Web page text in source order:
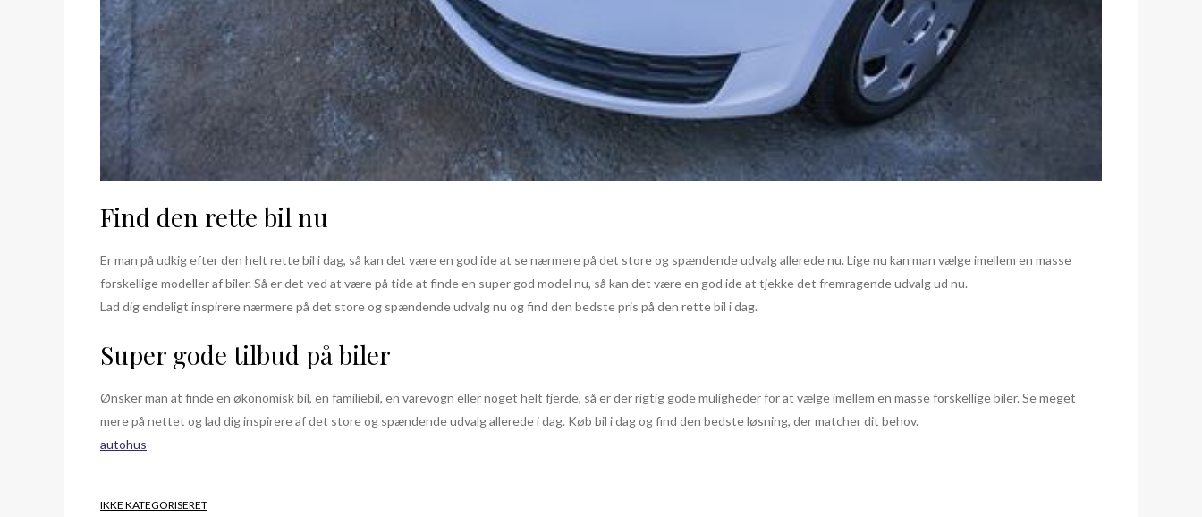
Find den rette bil nu
Er man på udkig efter den helt rette bil i dag, så kan det være en god ide at se nærmere på det store og spændende udvalg allerede nu. Lige nu kan man vælge imellem en masse
forskellige modeller af biler. Så er det ved at være på tide at finde en super god model nu, så kan det være en god ide at tjekke det fremragende udvalg ud nu.
Lad dig endeligt inspirere nærmere på det store og spændende udvalg nu og find den bedste pris på den rette bil i dag.
Super gode tilbud på biler
Ønsker man at finde en økonomisk bil, en familiebil, en varevogn eller noget helt fjerde, så er der rigtig gode muligheder for at vælge imellem en masse forskellige biler. Se meget
mere på nettet og lad dig inspirere af det store og spændende udvalg allerede i dag. Køb bil i dag og find den bedste løsning, der matcher dit behov.
autohus
IKKE KATEGORISERET